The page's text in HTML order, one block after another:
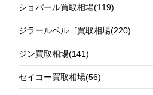
ショパール買取相場(119)
ジラールペルゴ買取相場(220)
ジン買取相場(141)
セイコー買取相場(56)